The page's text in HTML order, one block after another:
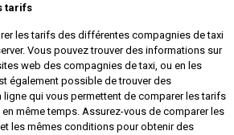
tarifs
les tarifs des différentes compagnies de taxi
Vous pouvez trouver des informations sur
web des compagnies de taxi, ou en les
également possible de trouver des
qui vous permettent de comparer les tarifs
même temps. Assurez-vous de comparer les
les mêmes conditions pour obtenir des